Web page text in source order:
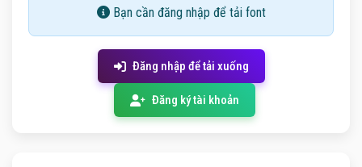
Bạn cần đăng nhập để tải font
Đăng nhập để tải xuống
Đăng ký tài khoản